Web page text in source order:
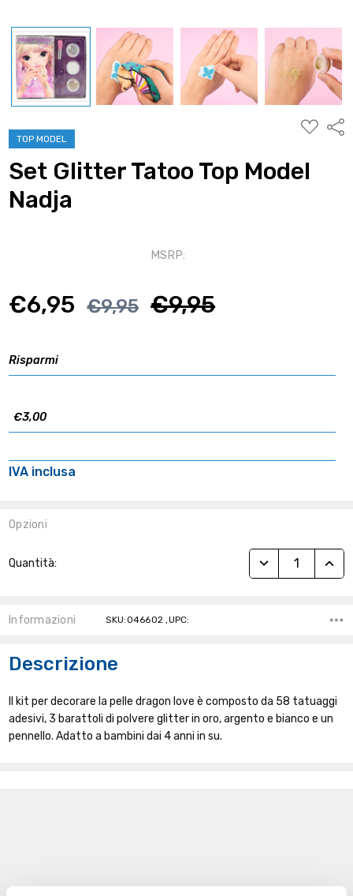
TOP MODEL
ALLA
Set Glitter Tatoo Top Model
Nadja
€6,95 €9,95
MSRP:
€9,95
Risparmi
€3,00
IVA inclusa
Opzioni
Attuale:
Quantità: RIDUCI
Informazioni SKU:046602 ,UPC:
Descrizione
Il kit per decorare la pelle dragon love è composto da 58 tatuaggi
adesivi, 3 barattoli di polvere glitter in oro, argento e bianco e un
pennello. Adatto a bambini dai 4 anni in su.